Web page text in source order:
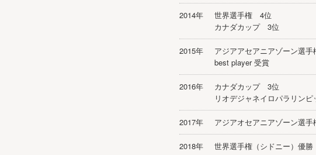
2014年
世界選手権 4位
カナダカップ 3位
2015年
アジアアセアニアゾーン選
best player 受賞
2016年
カナダカップ 3位
リオデジャネイロパラリン
2017年 アジアオセアニアゾーン選
2018年 世界選手権（シドニー）優勝